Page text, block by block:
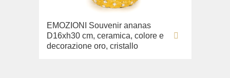
EMOZIONI Souvenir ananas
D16xh30 cm, ceramica, colore e
decorazione oro, cristallo